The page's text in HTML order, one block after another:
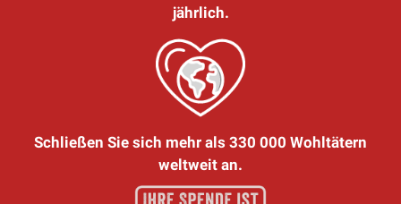
jährlich.
Schließen Sie sich mehr als 330 000 Wohltätern
weltweit an.